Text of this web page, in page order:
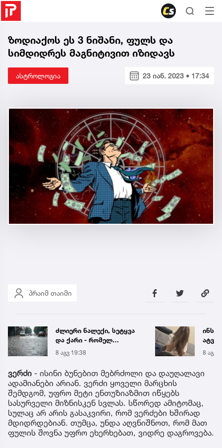
ზოდიაქოს ეს 3 ნიშანი, ფულს და
სიმდიდრეს მაგნიტივით იზიდავს
ასტროლოგია 23 იან. 2023 • 17:34
პრაიმ თაიმი
ძლიერი ნალექი, სეტყვა
და ქარი - რომელ
რეგიონს ემუქრება
წყალმოვარდნებისა და
მეწყრის საფრთხე
8 აგვ 19:38 8 აგვ
ვერძი - ისინი ბუნებით მებრძოლი და დაუღალავი
ადამიანები არიან. ვერძი ყოველი მარცხის
შემდგომ, უფრო მეტი ენთუზიაზმით იწყებს
სასურველი მიზნისკენ სვლას. სწორედ ამიტომაც,
სულაც არ არის გასაკვირი, რომ ვერძები ხშირად
მდიდრდებიან. თუმცა, უნდა აღვნიშნოთ, რომ მათ
ფულის შოვნა უფრო ეხერხებათ, ვიდრე დაგროვება.